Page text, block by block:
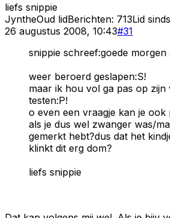
liefs snippie
JyntheOud lidBerichten: 713Lid
26 augustus 2008, 10:43#31
snippie schreef:goede morgen
weer beroerd geslapen:S!
maar ik hou vol ga pas op zijn
testen:P!
o even een vraagje kan je ook
als je dus wel zwanger was/
gemerkt hebt?dus dat het
klinkt dit erg dom?
liefs snippie